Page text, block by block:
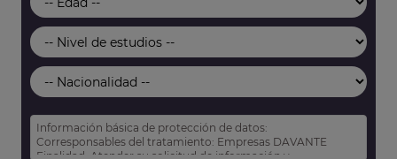
Información básica de protección de datos:
Corresponsables del tratamiento: Empresas DAVANTE
Finalidad: Atender su solicitud de información y